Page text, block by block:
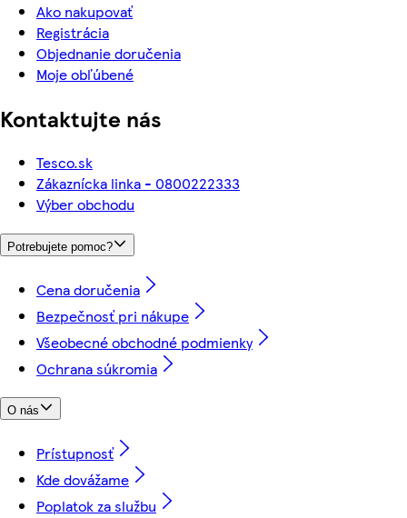
Ako nakupovať
Registrácia
Objednanie doručenia
Moje obľúbené
Kontaktujte nás
Tesco.sk
Zákaznícka linka - 0800222333
Výber obchodu
Potrebujete pomoc?
Cena doručenia
Bezpečnosť pri nákupe
Všeobecné obchodné podmienky
Ochrana súkromia
O nás
Prístupnosť
Kde dovážame
Poplatok za službu